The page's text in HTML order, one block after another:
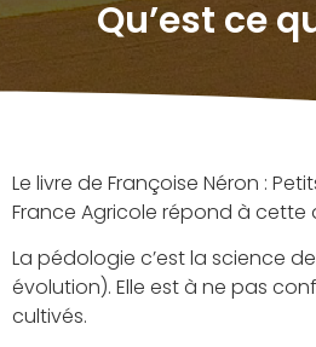
Qu’est ce
Le livre de Françoise Néron :
France Agricole répond à cette
La pédologie c’est la science
évolution). Elle est à ne pas
cultivés.